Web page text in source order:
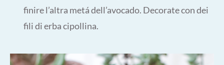
finire l’altra metá dell’avocado. Decorate con dei
fili di erba cipollina.